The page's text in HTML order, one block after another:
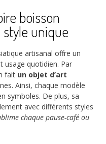
boisson
unique
artisanal offre un
usage quotidien. Par
fait un objet d’art
Ainsi, chaque modèle
symboles. De plus, sa
avec différents styles
chaque pause-café ou